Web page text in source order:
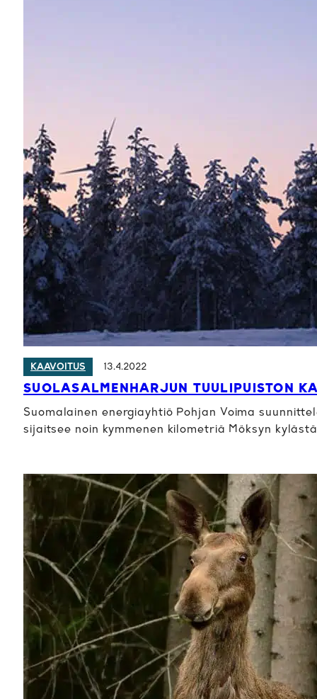
KAAVOITUS 13.4.2022
SUOLASALMENHARJUN TUULIPUISTON
Suomalainen energiayhtiö Pohjan Voima
sijaitsee noin kymmenen kilometriä Möksyn